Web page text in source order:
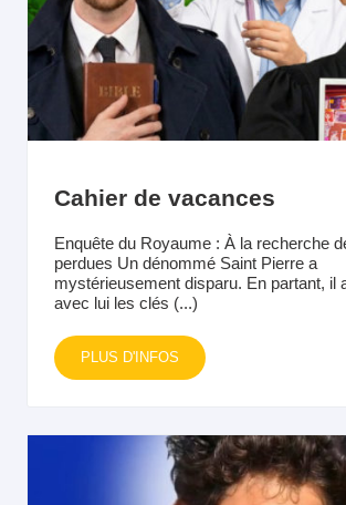
Cahier de vacances
Enquête du Royaume : À la recherche
perdues Un dénommé Saint Pierre a
mystérieusement disparu. En partant, il
avec lui les clés (...)
PLUS D'INFOS